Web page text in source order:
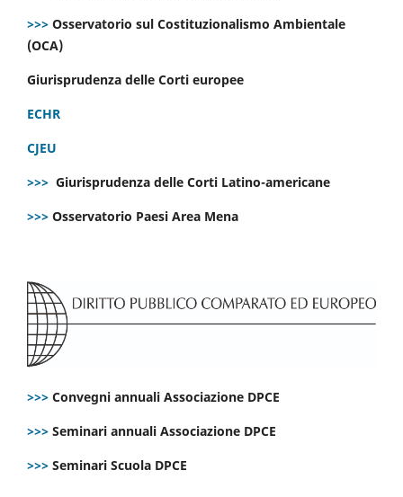
>>> Osservatorio sul Costituzionalismo Ambientale
(OCA)
Giurisprudenza delle Corti europee
ECHR
CJEU
>>> Giurisprudenza delle Corti Latino-americane
>>> Osservatorio Paesi Area Mena
>>> Convegni annuali Associazione DPCE
>>> Seminari annuali Associazione DPCE
>>> Seminari Scuola DPCE